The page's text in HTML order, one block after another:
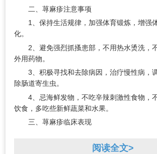
二、荨麻疹注意事项
1、保持生活规律，加强体育锻炼，增强
化。
2、避免强烈抓搔患部，不用热水烫洗，
外用药物。
3、积极寻找和去除病因，治疗慢性病，
除肠道寄生虫。
4、忌海鲜发物，不吃辛辣刺激性食物，
饮食，多吃些新鲜蔬菜和水果。
三、荨麻疹临床表现
阅读全文>